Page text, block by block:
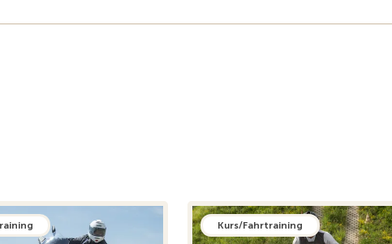
Kurs/Fahrtraining